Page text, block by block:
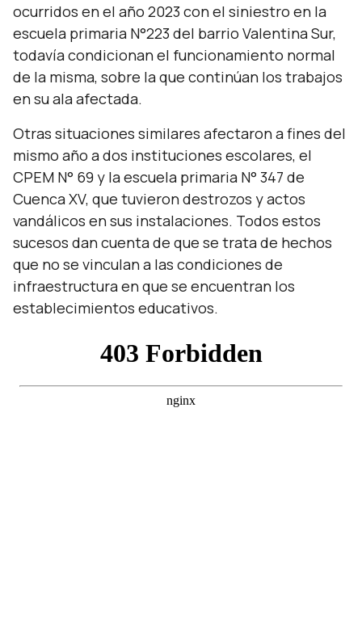
ocurridos en el año 2023 con el siniestro en la
escuela primaria N°223 del barrio Valentina Sur,
todavía condicionan el funcionamiento normal
de la misma, sobre la que continúan los trabajos
en su ala afectada.
Otras situaciones similares afectaron a fines del
mismo año a dos instituciones escolares, el
CPEM N° 69 y la escuela primaria N° 347 de
Cuenca XV, que tuvieron destrozos y actos
vandálicos en sus instalaciones. Todos estos
sucesos dan cuenta de que se trata de hechos
que no se vinculan a las condiciones de
infraestructura en que se encuentran los
establecimientos educativos.